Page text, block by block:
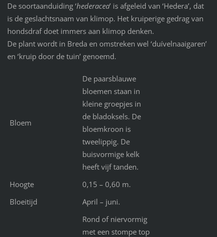
De soortaanduiding ‘hederacea’ is afgeleid van ‘Hedera’, dat
is de geslachtsnaam van klimop. Het kruiperige gedrag van
hondsdraf doet immers aan klimop denken.
De plant wordt in Breda en omstreken wel ‘duívelnaaigaren’
en ‘kruip door de tuin’ genoemd.
Bloem
De paarsblauwe
bloemen staan in
kleine groepjes in
de bladoksels. De
bloemkroon is
tweelippig. De
buisvormige kelk
heeft vijf tanden.
Hoogte
0,15 – 0,60 m.
Bloeitijd
April – juni.
Rond of niervormig
met een stompe top